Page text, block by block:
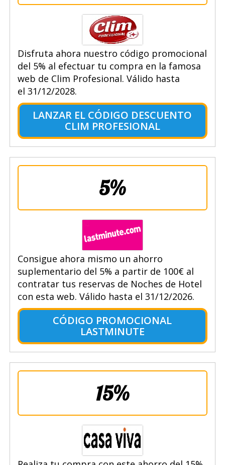
Disfruta ahora nuestro código promocional
del 5% al efectuar tu compra en la famosa
web de Clim Profesional. Válido hasta
el 31/12/2028.
LANZAR EL CÓDIGO DESCUENTO
CLIM PROFESIONAL
5%
Consigue ahora mismo un ahorro
suplementario del 5% a partir de 100€ al
contratar tus reservas de Noches de Hotel
con esta web. Válido hasta el 31/12/2026.
CÓDIGO PROMOCIONAL
LASTMINUTE
15%